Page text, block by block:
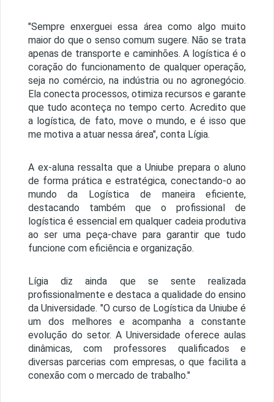
"Sempre enxerguei essa área como algo muito
maior do que o senso comum sugere. Não se trata
apenas de transporte e caminhões. A logística é o
coração do funcionamento de qualquer operação,
seja no comércio, na indústria ou no agronegócio.
Ela conecta processos, otimiza recursos e garante
que tudo aconteça no tempo certo. Acredito que
a logística, de fato, move o mundo, e é isso que
me motiva a atuar nessa área", conta Lígia.
A ex-aluna ressalta que a Uniube prepara o aluno
de forma prática e estratégica, conectando-o ao
mundo da Logística de maneira eficiente,
destacando também que o profissional de
logística é essencial em qualquer cadeia produtiva
ao ser uma peça-chave para garantir que tudo
funcione com eficiência e organização.
Lígia diz ainda que se sente realizada
profissionalmente e destaca a qualidade do ensino
da Universidade. "O curso de Logística da Uniube é
um dos melhores e acompanha a constante
evolução do setor. A Universidade oferece aulas
dinâmicas, com professores qualificados e
diversas parcerias com empresas, o que facilita a
conexão com o mercado de trabalho."